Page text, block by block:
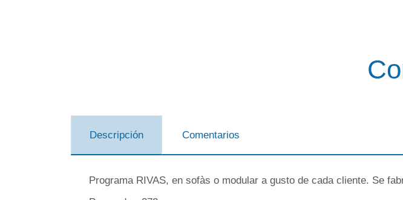
Descripción Comentarios
Programa RIVAS, en sofàs o modular a gusto de cada cliente. Se